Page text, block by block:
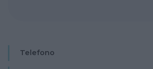
Telefono